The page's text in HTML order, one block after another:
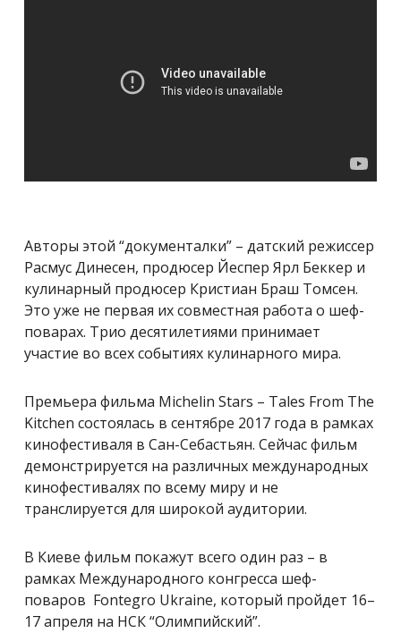
Авторы этой “документалки” – датский режиссер
Расмус Динесен, продюсер Йеспер Ярл Беккер и
кулинарный продюсер Кристиан Браш Томсен.
Это уже не первая их совместная работа о шеф-
поварах. Трио десятилетиями принимает
участие во всех событиях кулинарного мира.
Премьера фильма Michelin Stars – Tales From The
Kitchen состоялась в сентябре 2017 года в рамках
кинофестиваля в Сан-Себастьян. Сейчас фильм
демонстрируется на различных международных
кинофестивалях по всему миру и не
транслируется для широкой аудитории.
В Киеве фильм покажут всего один раз – в
рамках Международного конгресса шеф-
поваров Fontegro Ukraine, который пройдет 16–
17 апреля на НСК “Олимпийский”.